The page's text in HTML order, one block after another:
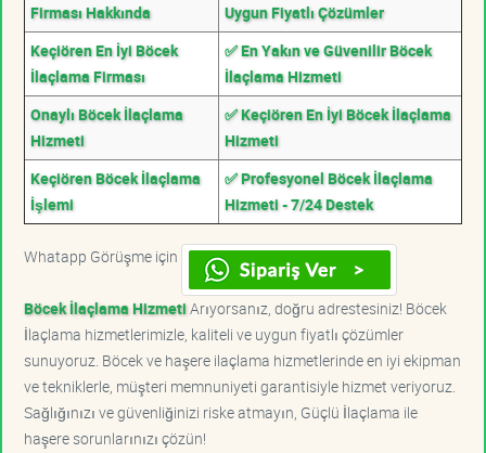
Firması Hakkında
Uygun Fiyatlı Çözümler
Keçiören En İyi Böcek
İlaçlama Firması
✅ En Yakın ve Güvenilir Böcek
İlaçlama Hizmeti
Onaylı Böcek İlaçlama
Hizmeti
✅ Keçiören En İyi Böcek İlaçlama
Hizmeti
Keçiören Böcek İlaçlama
İşlemi
✅ Profesyonel Böcek İlaçlama
Hizmeti - 7/24 Destek
Whatapp Görüşme için
Böcek İlaçlama HizmetiArıyorsanız, doğru adrestesiniz! Böcek
İlaçlama hizmetlerimizle, kaliteli ve uygun fiyatlı çözümler
sunuyoruz. Böcek ve haşere ilaçlama hizmetlerinde en iyi ekipman
ve tekniklerle, müşteri memnuniyeti garantisiyle hizmet veriyoruz.
Sağlığınızı ve güvenliğinizi riske atmayın, Güçlü İlaçlama ile
haşere sorunlarınızı çözün!